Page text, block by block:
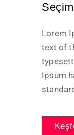
Lorem
text of
Ipsum